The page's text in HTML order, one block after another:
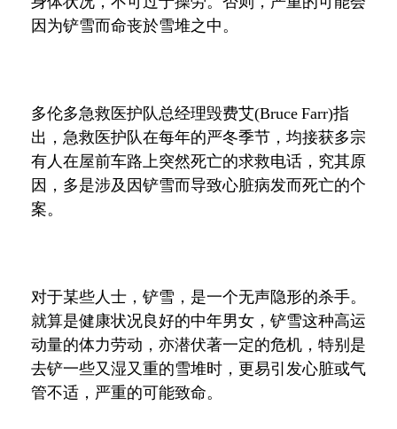
因为铲雪而命丧於雪堆之中。
多伦多急救医护队总经理毁费艾(Bruce Farr)指
出，急救医护队在每年的严冬季节，均接获多宗
有人在屋前车路上突然死亡的求救电话，究其原
因，多是涉及因铲雪而导致心脏病发而死亡的个
案。
对于某些人士，铲雪，是一个无声隐形的杀手。
就算是健康状况良好的中年男女，铲雪这种高运
动量的体力劳动，亦潜伏著一定的危机，特别是
去铲一些又湿又重的雪堆时，更易引发心脏或气
管不适，严重的可能致命。